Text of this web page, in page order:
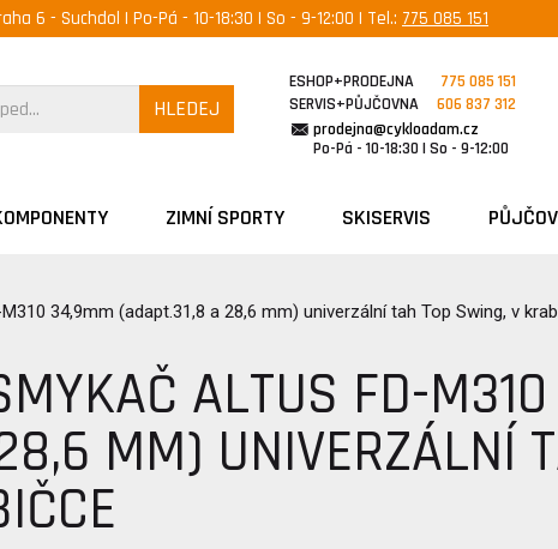
6 - Suchdol | Po-Pá - 10-18:30 | So - 9-12:00 | Tel.: 775 085 151
HLEDEJ
ESHOP+PRODEJNA
775 085 151
SERVIS+PŮJČOVNA
606 837 312
prodejna@cykloadam.cz
Po-Pá - 10-18:30 | So - 9-12:00
ZIMNÍ SPORTY SKISERVIS
34,9mm (adapt.31,8 a 28,6 mm) univerzální tah Top Swing, v
ALTUS FD-
MM) UNIVERZÁLNÍ